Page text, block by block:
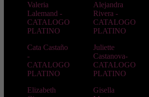
Valeria
Lalemand -
CATALOGO
PLATINO
Alejandra
Rivera -
CATALOGO
PLATINO
Cata Castaño
-
CATALOGO
PLATINO
Juliette
Castanova-
CATALOGO
PLATINO
Elizabeth
Gisella